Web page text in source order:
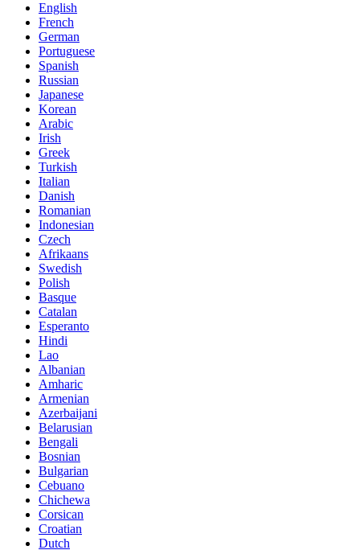
English
French
German
Portuguese
Spanish
Russian
Japanese
Korean
Arabic
Irish
Greek
Turkish
Italian
Danish
Romanian
Indonesian
Czech
Afrikaans
Swedish
Polish
Basque
Catalan
Esperanto
Hindi
Lao
Albanian
Amharic
Armenian
Azerbaijani
Belarusian
Bengali
Bosnian
Bulgarian
Cebuano
Chichewa
Corsican
Croatian
Dutch